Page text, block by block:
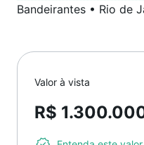
Bandeirantes • Rio de
Valor à vista
R$